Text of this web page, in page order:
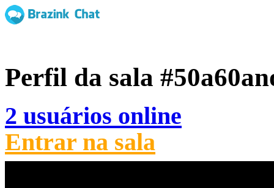
Perfil da sala
2 usuários online
Entrar na sala